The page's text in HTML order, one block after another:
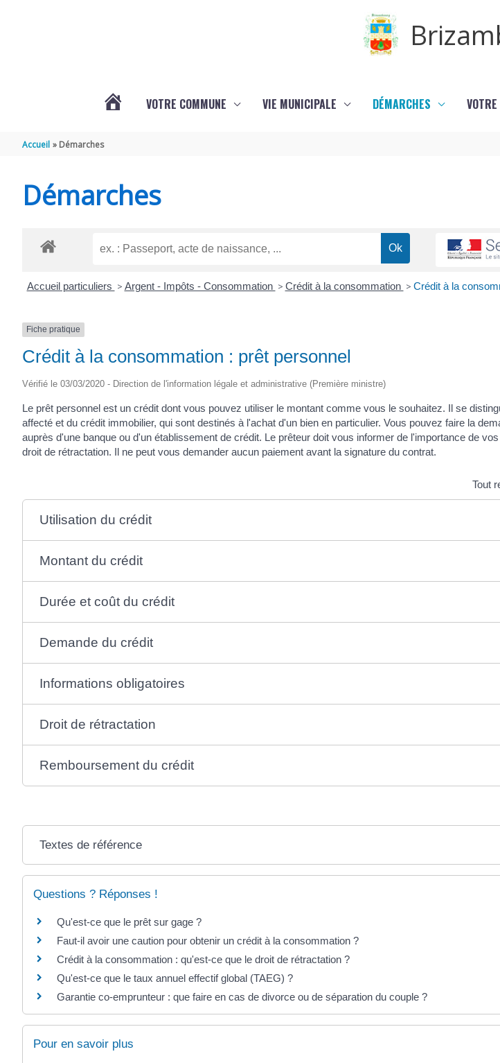
VOTRE COMMUNE VIE MUNICIPALE DÉMARCHES
Accueil Démarches
Démarches
Accueil particuliers > Argent - Impôts - Consommation > Crédit à la consommation > Crédit à la
Fiche pratique
Crédit à la consommation : prêt personnel
Vérifié le 03/03/2020 - Direction de l'information légale et administrative (Première ministre)
Le prêt personnel est un crédit dont vous pouvez utiliser le montant comme vous le souhaitez. Il se
affecté et du crédit immobilier, qui sont destinés à l'achat d'un bien en particulier. Vous pouvez faire la
auprès d'une banque ou d'un établissement de crédit. Le prêteur doit vous informer de l'importance de
droit de rétractation. Il ne peut vous demander aucun paiement avant la signature du contrat.
Tout
Utilisation du crédit
Montant du crédit
Durée et coût du crédit
Demande du crédit
Informations obligatoires
Droit de rétractation
Remboursement du crédit
Textes de référence
Questions ? Réponses !
Qu'est-ce que le prêt sur gage ?
Faut-il avoir une caution pour obtenir un crédit à la consommation ?
Crédit à la consommation : qu'est-ce que le droit de rétractation ?
Qu'est-ce que le taux annuel effectif global (TAEG) ?
Garantie co-emprunteur : que faire en cas de divorce ou de séparation du couple ?
Pour en savoir plus